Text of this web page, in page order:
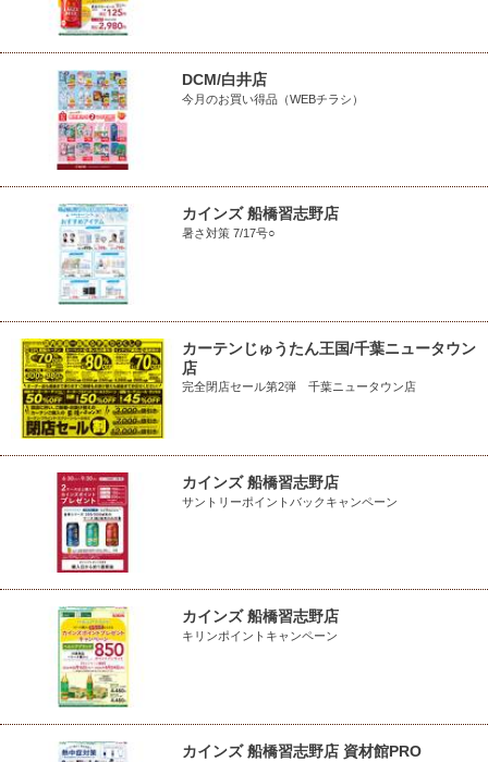
DCM/白井店
今月のお買い得品（WEBチラシ）
カインズ 船橋習志野店
暑さ対策 7/17号○
カーテンじゅうたん王国/千葉ニュータウン
店
完全閉店セール第2弾 千葉ニュータウン店
カインズ 船橋習志野店
サントリーポイントバックキャンペーン
カインズ 船橋習志野店
キリンポイントキャンペーン
カインズ 船橋習志野店 資材館PRO